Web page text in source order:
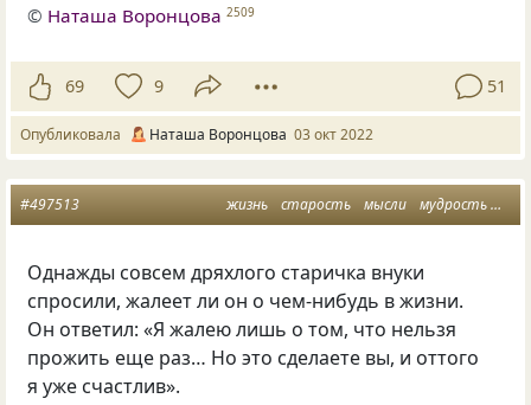
© Наташа Воронцова 2509
69 9 51
Опубликовала Наташа Воронцова 03 окт 2022
жизнь старость мысли мудрость
#497513
Однажды совсем дряхлого старичка внуки
спросили, жалеет ли он о чем-нибудь в жизни.
Он ответил: «Я жалею лишь о том, что нельзя
прожить еще раз… Но это сделаете вы, и оттого
я уже счастлив».